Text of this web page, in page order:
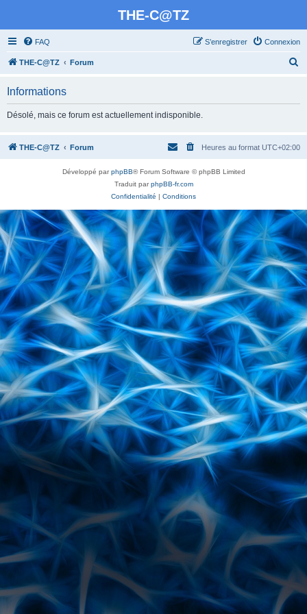
THE-C@TZ
FAQ Connexion
S’enregistrer
THE-C@TZ Forum
r
c
r
Informations
Désolé, mais ce forum est actuellement indisponible.
THE-C@TZ Forum Heures au format UTC+02:00
Développé parphpBB® Forum Software © phpBB Limited
Traduit parphpBB-fr.com
Confidentialité | Conditions